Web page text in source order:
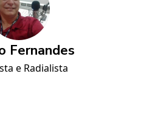
Fernandes
e Radialista